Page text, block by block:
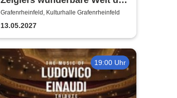
Fußballs - Immer Glück ist
Können!
Grafenrheinfeld, Kulturhalle Grafenrheinfeld
13.05.2027
19:00 Uhr